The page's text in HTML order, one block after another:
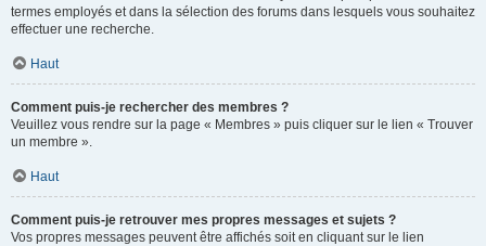
termes employés et dans la sélection des forums dans lesquels vous souhaitez
effectuer une recherche.
Haut
Comment puis-je rechercher des membres ?
Veuillez vous rendre sur la page « Membres » puis cliquer sur le lien « Trouver
un membre ».
Haut
Comment puis-je retrouver mes propres messages et sujets ?
Vos propres messages peuvent être affichés soit en cliquant sur le lien